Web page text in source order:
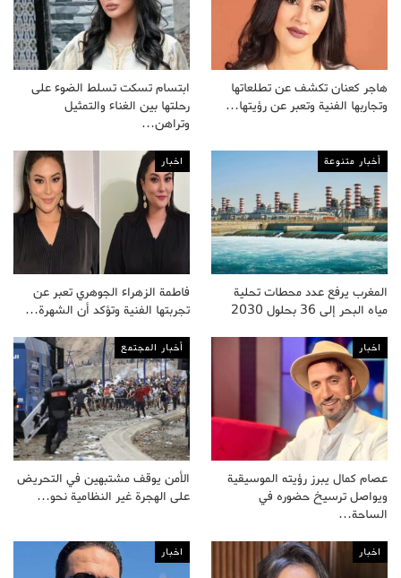
هاجر كعنان تكشف عن تطلعاتها
وتجاربها الفنية وتعبر عن رؤيتها…
ابتسام تسكت تسلط الضوء على
رحلتها بين الغناء والتمثيل
وتراهن…
أخبار متنوعة
المغرب يرفع عدد محطات تحلية
مياه البحر إلى 36 بحلول 2030
اخبار
فاطمة الزهراء الجوهري تعبر عن
تجربتها الفنية وتؤكد أن الشهرة…
اخبار
عصام كمال يبرز رؤيته الموسيقية
ويواصل ترسيخ حضوره في
الساحة…
أخبار المجتمع
الأمن يوقف مشتبهين في التحريض
على الهجرة غير النظامية نحو…
اخبار اخبار